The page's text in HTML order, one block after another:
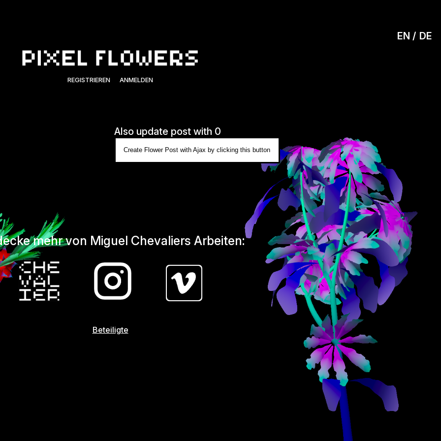
REGISTRIEREN ANMELDEN
EN DE
Also update post with 0
Create Flower Post with Ajax by clicking this button
mehr von Miguel Chevaliers Arbeiten:
Beteiligte